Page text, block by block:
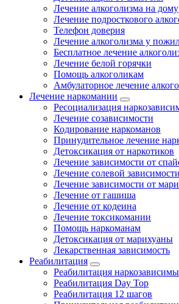
Лечение алкоголизма на дому
Лечение подросткового
Телефон доверия
Лечение алкоголизма у
Бесплатное лечение
Лечение белой горячки
Помощь алкоголикам
Амбулаторное лечение
Лечение наркомании
Ресоциализация
Лечение созависимости
Кодирование наркоманов
Принудительное лечение
Детоксикация от наркотиков
Лечение зависимости от
Лечение солевой зависимости
Лечение зависимости от
Лечение от гашиша
Лечение от кодеина
Лечение токсикомании
Помощь наркоманам
Детоксикация от марихуаны
Лекарственная зависимость
Реабилитация
Реабилитация
Реабилитация Day Top
Реабилитация 12 шагов